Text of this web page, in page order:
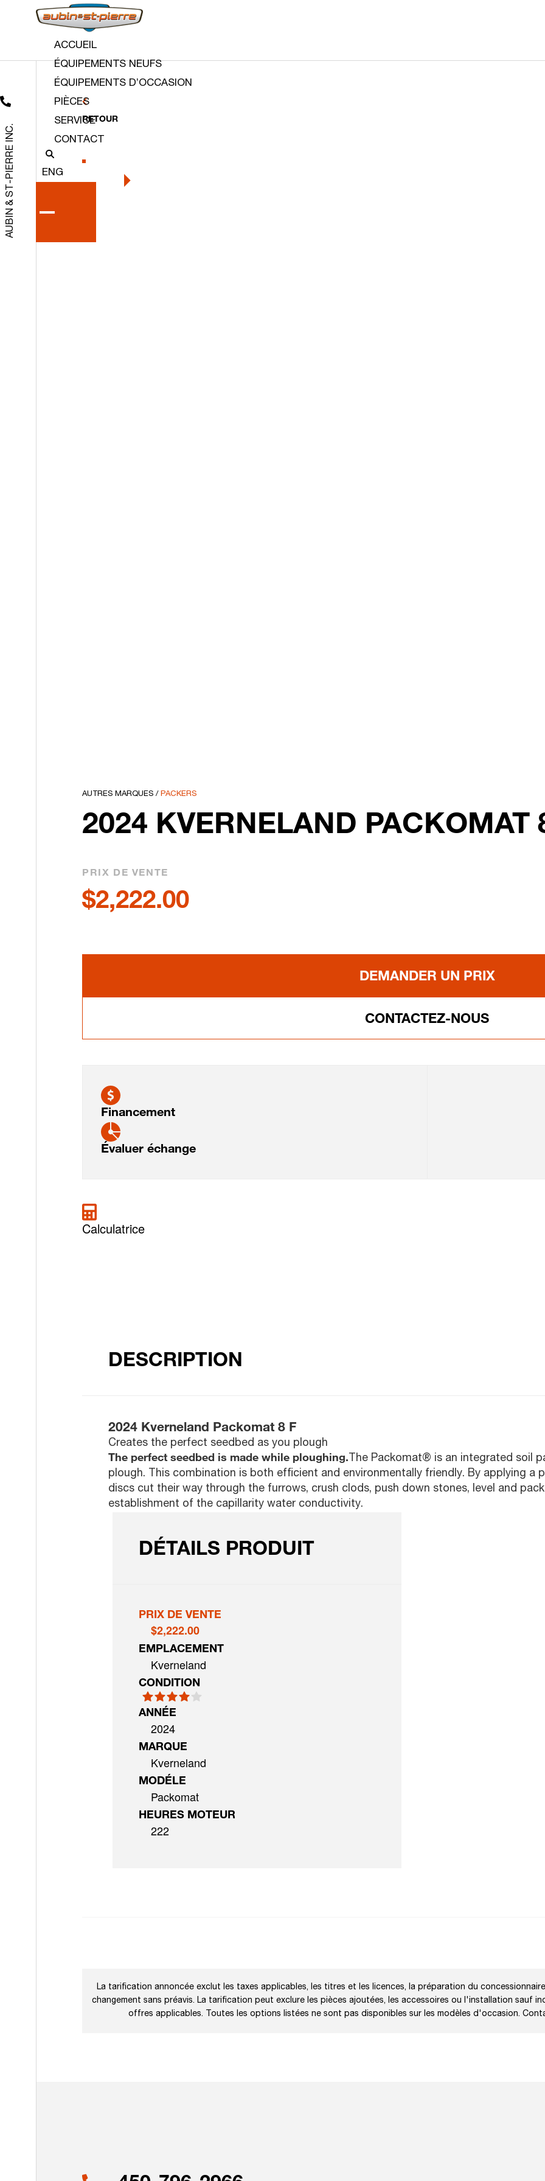
AUBIN & ST-PIERRE INC.
ACCUEIL
ÉQUIPEMENTS NEUFS
ÉQUIPEMENTS D’OCCASION
PIÈCES
SERVICE
CONTACT
ENG
RETOUR
AUTRES MARQUES / PACKERS
2024 KVERNELAND PACKOMAT
PRIX DE VENTE
$2,222.00
DEMANDER UN PRIX
CONTACTEZ-NOUS
Financement
Évaluer échange
Calculatrice
DESCRIPTION
2024 Kverneland Packomat 8 F
Creates the perfect seedbed as you plough
The perfect seedbed is made while ploughing. The Packomat® is an integrated soil
plough. This combination is both efficient and environmentally friendly. By applying a
discs cut their way through the furrows, crush clods, push down stones, level and
establishment of the capillarity water conductivity.
DÉTAILS PRODUIT
PRIX DE VENTE
$2,222.00
EMPLACEMENT
Kverneland
CONDITION
ANNÉE
2024
MARQUE
Kverneland
MODÉLE
Packomat
HEURES MOTEUR
222
La tarification annoncée exclut les taxes applicables, les titres et les licences, la préparation du
changement sans préavis. La tarification peut exclure les pièces ajoutées, les accessoires ou l'installation sauf
offres applicables. Toutes les options listées ne sont pas disponibles sur les modèles d'occasion.